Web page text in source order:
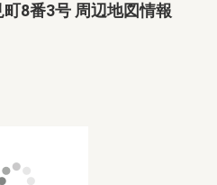
8番3号 周辺地図情報